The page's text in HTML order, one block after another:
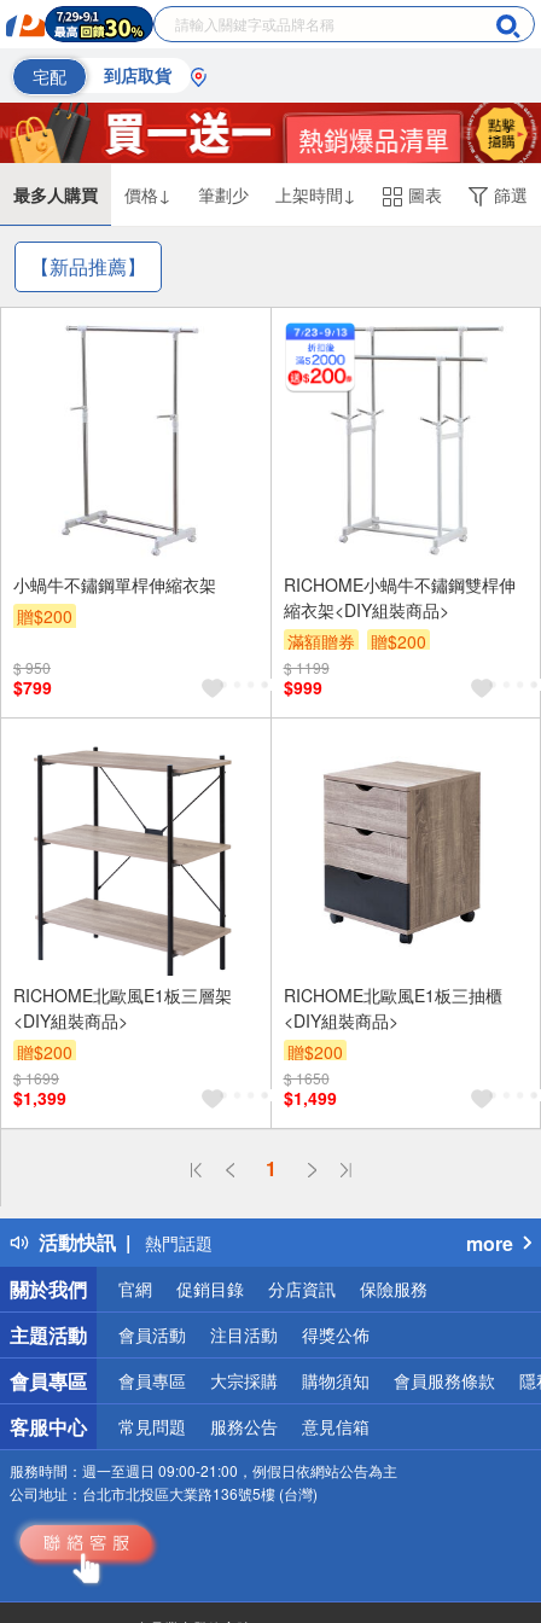
宅配 到店取貨
最多人購買 價格↓ 筆劃少 上架時間↓ 圖表 篩選
【新品推薦】
小蝸牛不鏽鋼單桿伸縮衣架
贈$200
$ 950
$799
RICHOME小蝸牛不鏽鋼雙桿伸
縮衣架<DIY組裝商品>
滿額贈券
贈$200
$ 1199
$999
RICHOME北歐風E1板三層架
<DIY組裝商品>
贈$200
$ 1699
$1,399
RICHOME北歐風E1板三抽櫃
<DIY組裝商品>
贈$200
$ 1650
$1,499
1
活動快訊
偏遠地區配送
得獎公告
熱門話題
銀行優惠
偏遠地區配送
詐騙網頁！請小心！
more
關於我們
官網 促銷目錄 分店資訊 保險服務
主題活動 會員活動 注目活動 得獎公佈
會員專區 會員專區 大宗採購 購物須知 會員服務條款 隱
客服中心 常見問題 服務公告 意見信箱
服務時間： 週一至週日 09:00-21:00，例假日依網站公告為主
公司地址： 台北市北投區大業路136號5樓 (台灣)